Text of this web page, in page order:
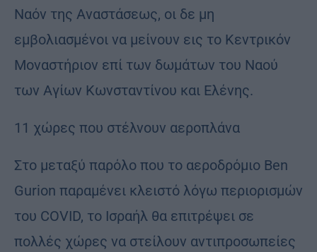
Ναόν της Αναστάσεως, οι δε μη
εμβολιασμένοι να μείνουν εις το Κεντρικόν
Μοναστήριον επί των δωμάτων του Ναού
των Αγίων Κωνσταντίνου και Ελένης.
11 χώρες που στέλνουν αεροπλάνα
Στο μεταξύ παρόλο που το αεροδρόμιο Ben
Gurion παραμένει κλειστό λόγω περιορισμών
του COVID, το Ισραήλ θα επιτρέψει σε
πολλές χώρες να στείλουν αντιπροσωπείες